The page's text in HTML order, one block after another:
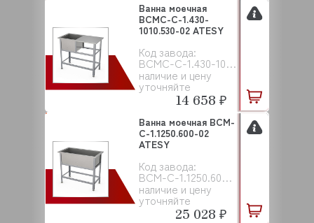
Код завода:
ВСМС-С-1.430-1010.530-02
наличие и цену
уточняйте
Ванна моечная
ВСМС-С-1.430-
1010.530-02 ATESY
14 658 ₽
Код завода:
ВСМ-С-1.1250.600-02
наличие и цену
уточняйте
Ванна моечная ВСМ-
С-1.1250.600-02
ATESY
25 028 ₽